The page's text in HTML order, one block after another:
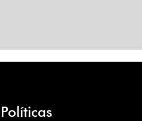
Políticas